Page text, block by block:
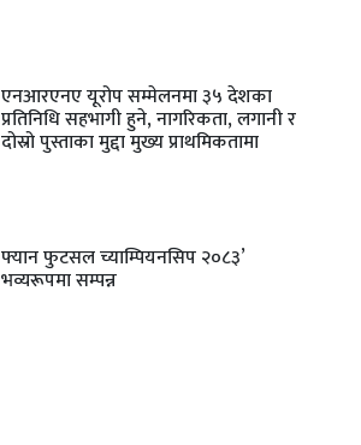
एनआरएनए यूरोप सम्मेलनमा ३५ देशका
प्रतिनिधि सहभागी हुने, नागरिकता, लगानी र
दोस्रो पुस्ताका मुद्दा मुख्य प्राथमिकतामा
फ्यान फुटसल च्याम्पियनसिप २०८३’
भव्यरूपमा सम्पन्न